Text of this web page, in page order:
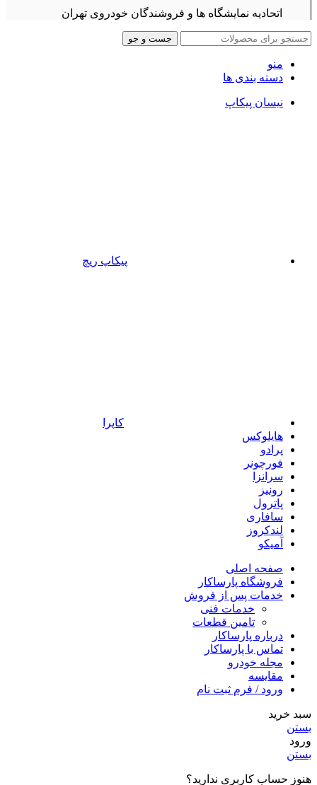
اتحادیه نمایشگاه ها و فروشندگان خودروی تهران
جست و جو
منو
دسته بندی ها
نیسان پیکاپ
پیکاپ ریچ
کاپرا
هایلوکس
پرادو
فورچونر
سرانزا
رونیز
پاترول
سافاری
لندکروز
آمیکو
صفحه اصلی
فروشگاه پارساکار
خدمات پس از فروش
خدمات فنی
تامین قطعات
درباره پارساکار
تماس با پارساکار
مجله خودرو
مقایسه
ورود / فرم ثبت نام
سبد خرید
بستن
ورود
بستن
هنوز حساب کاربری ندارید؟